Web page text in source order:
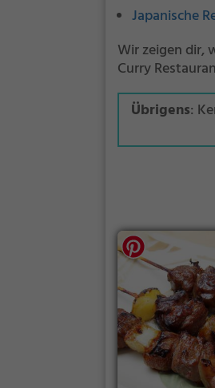
Japanische
Wir zeigen dir,
Curry
Übrigens: